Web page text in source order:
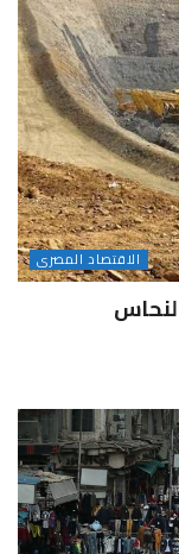
الاقتصاد المصرى